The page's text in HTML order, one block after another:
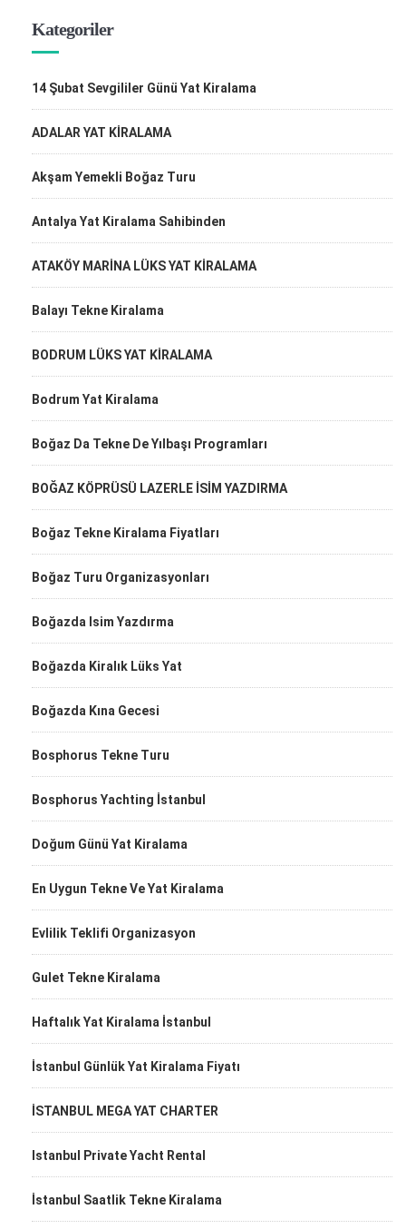
Kategoriler
14 Şubat Sevgililer Günü Yat Kiralama
ADALAR YAT KİRALAMA
Akşam Yemekli Boğaz Turu
Antalya Yat Kiralama Sahibinden
ATAKÖY MARİNA LÜKS YAT KİRALAMA
Balayı Tekne Kiralama
BODRUM LÜKS YAT KİRALAMA
Bodrum Yat Kiralama
Boğaz Da Tekne De Yılbaşı Programları
BOĞAZ KÖPRÜSÜ LAZERLE İSİM YAZDIRMA
Boğaz Tekne Kiralama Fiyatları
Boğaz Turu Organizasyonları
Boğazda Isim Yazdırma
Boğazda Kiralık Lüks Yat
Boğazda Kına Gecesi
Bosphorus Tekne Turu
Bosphorus Yachting İstanbul
Doğum Günü Yat Kiralama
En Uygun Tekne Ve Yat Kiralama
Evlilik Teklifi Organizasyon
Gulet Tekne Kiralama
Haftalık Yat Kiralama İstanbul
İstanbul Günlük Yat Kiralama Fiyatı
İSTANBUL MEGA YAT CHARTER
Istanbul Private Yacht Rental
İstanbul Saatlik Tekne Kiralama